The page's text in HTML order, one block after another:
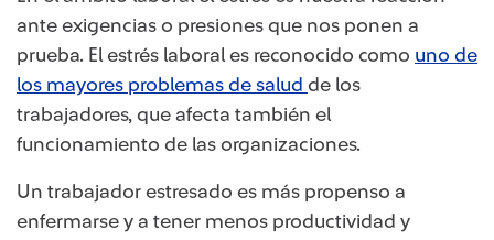
ante exigencias o presiones que nos ponen a
prueba. El estrés laboral es reconocido como uno de
los mayores problemas de salud de los
trabajadores, que afecta también el
funcionamiento de las organizaciones.
Un trabajador estresado es más propenso a
enfermarse y a tener menos productividad y